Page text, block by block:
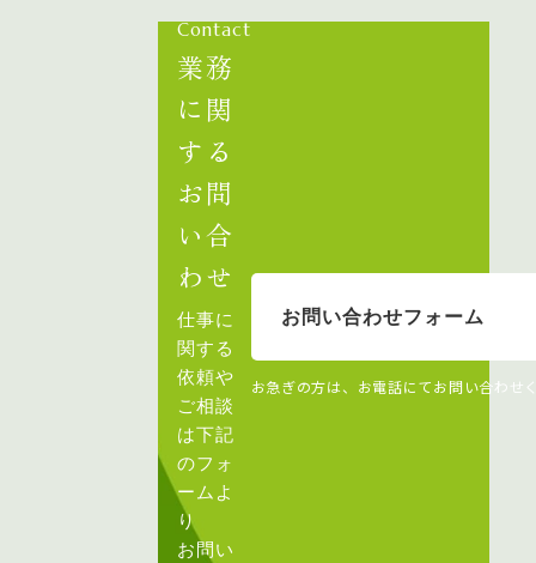
Contact
業務
に関
する
お問
い合
わせ
仕事に
関する
依頼や
ご相談
は下記
のフォ
ームよ
り
お問い
お問い合わせフォーム
お急ぎの方は、お電話にてお問い合わせ